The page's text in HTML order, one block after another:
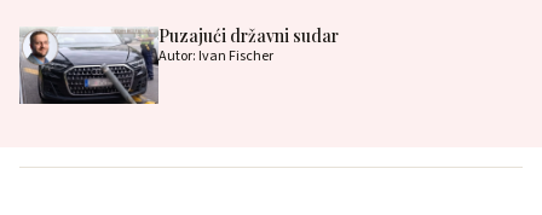
Puzajući državni sudar
Autor: Ivan Fischer